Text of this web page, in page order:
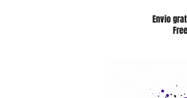
SKATE SHOP
Envio